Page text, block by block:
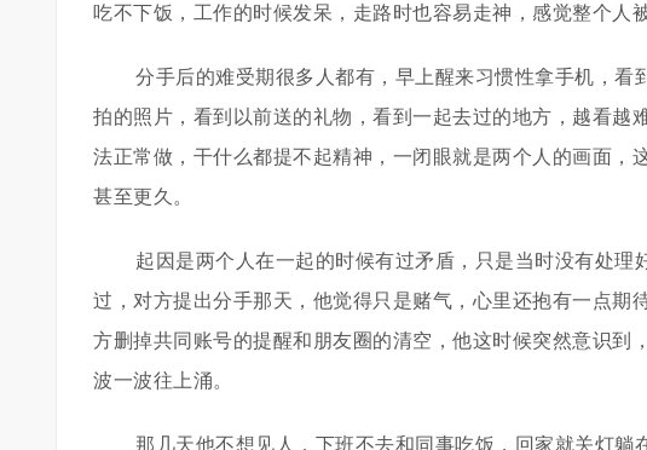
吃不下饭，工作的时候发呆，走路时也容易走神，感觉整个人
分手后的难受期很多人都有，早上醒来习惯性拿手机，
拍的照片，看到以前送的礼物，看到一起去过的地方，越看越
法正常做，干什么都提不起精神，一闭眼就是两个人的画面，
甚至更久。
起因是两个人在一起的时候有过矛盾，只是当时没有处
过，对方提出分手那天，他觉得只是赌气，心里还抱有一点期
方删掉共同账号的提醒和朋友圈的清空，他这时候突然意识到
波一波往上涌。
那几天他不想见人，下班不去和同事吃饭，回家就关灯